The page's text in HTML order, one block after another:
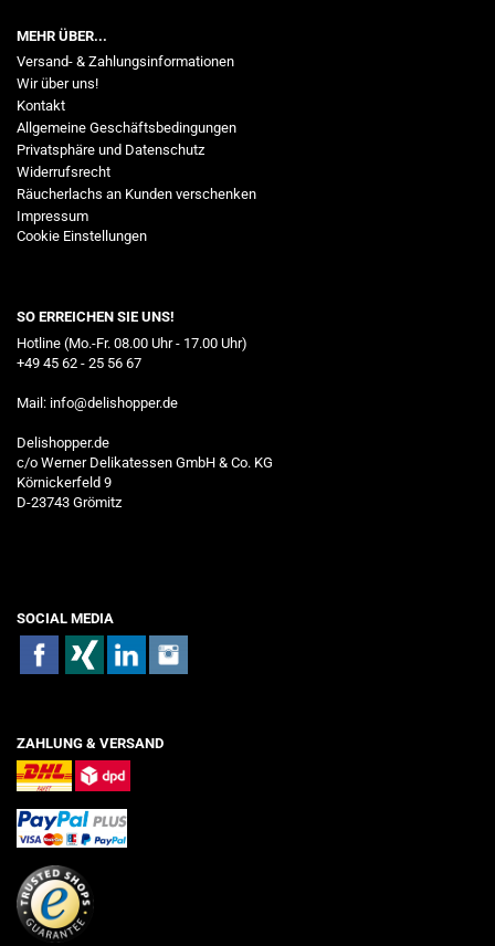
MEHR ÜBER...
Versand- & Zahlungsinformationen
Wir über uns!
Kontakt
Allgemeine Geschäftsbedingungen
Privatsphäre und Datenschutz
Widerrufsrecht
Räucherlachs an Kunden verschenken
Impressum
Cookie Einstellungen
SO ERREICHEN SIE UNS!
Hotline (Mo.-Fr. 08.00 Uhr - 17.00 Uhr)
+49 45 62 - 25 56 67
Mail: info@delishopper.de
Delishopper.de
c/o Werner Delikatessen GmbH & Co. KG
Körnickerfeld 9
D-23743 Grömitz
SOCIAL MEDIA
ZAHLUNG & VERSAND